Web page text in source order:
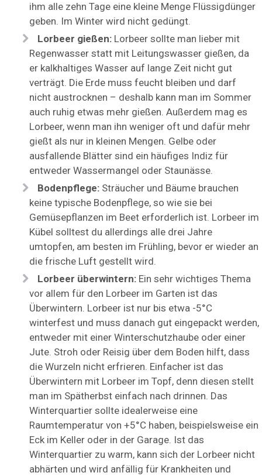
ihm alle zehn Tage eine kleine Menge Flüssigdünger
geben. Im Winter wird nicht gedüngt.
Lorbeer gießen: Lorbeer sollte man lieber mit
Regenwasser statt mit Leitungswasser gießen, da
er kalkhaltiges Wasser auf lange Zeit nicht gut
verträgt. Die Erde muss feucht bleiben und darf
nicht austrocknen – deshalb kann man im Sommer
auch ruhig etwas mehr gießen. Außerdem mag es
Lorbeer, wenn man ihn weniger oft und dafür mehr
gießt als nur in kleinen Mengen. Gelbe oder
ausfallende Blätter sind ein häufiges Indiz für
entweder Wassermangel oder Staunässe.
Bodenpflege: Sträucher und Bäume brauchen
keine typische Bodenpflege, so wie sie bei
Gemüsepflanzen im Beet erforderlich ist. Lorbeer im
Kübel solltest du allerdings alle drei Jahre
umtopfen, am besten im Frühling, bevor er wieder an
die frische Luft gestellt wird.
Lorbeer überwintern: Ein sehr wichtiges Thema
vor allem für den Lorbeer im Garten ist das
Überwintern. Lorbeer ist nur bis etwa -5°C
winterfest und muss danach gut eingepackt werden,
entweder mit einer Winterschutzhaube oder einer
Jute. Stroh oder Reisig über dem Boden hilft, dass
die Wurzeln nicht erfrieren. Einfacher ist das
Überwintern mit Lorbeer im Topf, denn diesen stellt
man im Spätherbst einfach nach drinnen. Das
Winterquartier sollte idealerweise eine
Raumtemperatur von +5°C haben, beispielsweise ein
Eck im Keller oder in der Garage. Ist das
Winterquartier zu warm, kann sich der Lorbeer nicht
abhärten und wird anfällig für Krankheiten und